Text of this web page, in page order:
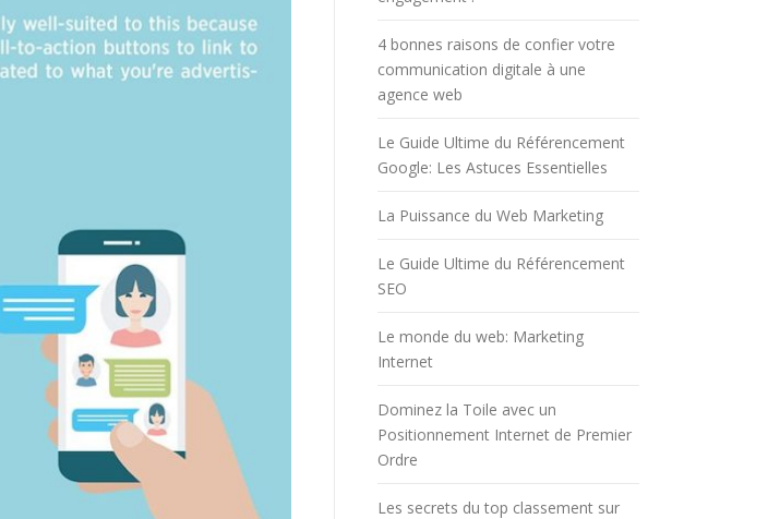
4 bonnes raisons de confier votre
communication digitale à une
agence web
Le Guide Ultime du Référencement
Google: Les Astuces Essentielles
La Puissance du Web Marketing
Le Guide Ultime du Référencement
SEO
Le monde du web: Marketing
Internet
Dominez la Toile avec un
Positionnement Internet de Premier
Ordre
Les secrets du top classement sur